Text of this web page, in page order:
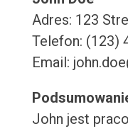
Adres: 123
Telefon: (123)
Email:
John jest